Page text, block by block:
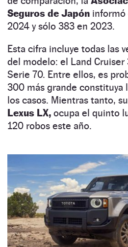
Seguros de Japón informó
2024 y sólo 383 en 2023.
Esta cifra incluye todas las
del modelo: el Land Cruiser
Serie 70. Entre ellos, es
300 más grande constituya
los casos. Mientras tanto,
Lexus LX, ocupa el quinto
120 robos este año.